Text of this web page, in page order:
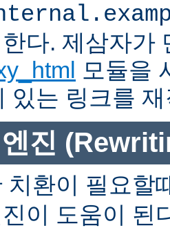
다. 제삼자가
모듈을
있는 링크를
진
치환이 필요할
이 도움이 된